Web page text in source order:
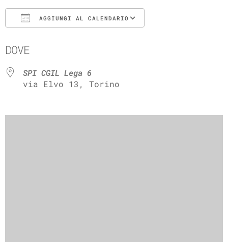
AGGIUNGI AL CALENDARIO
DOVE
SPI CGIL Lega 6
via Elvo 13, Torino